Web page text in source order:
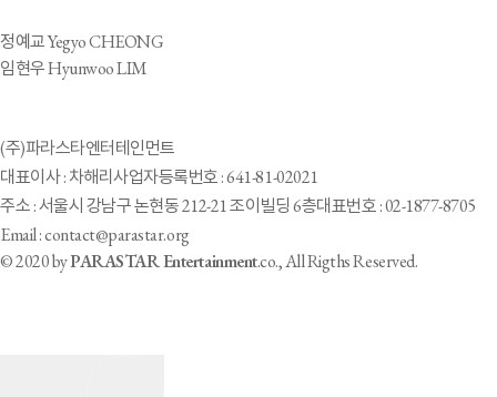
정예교 Yegyo CHEONG
임현우 Hyunwoo LIM
(주)파라스타엔터테인먼트
대표이사 : 차해리사업자등록번호 : 641-81-02021
주소 : 서울시 강남구 논현동 212-21 조이빌딩 6층대표번호 : 02-1877-8705
Email : contact@parastar.org
© 2020 byPARASTAR Entertainment.co., All Rigths Reserved.